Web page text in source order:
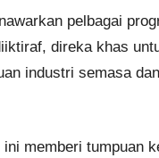
pelbagai
direka khas
industri semasa
ini memberi tumpuan